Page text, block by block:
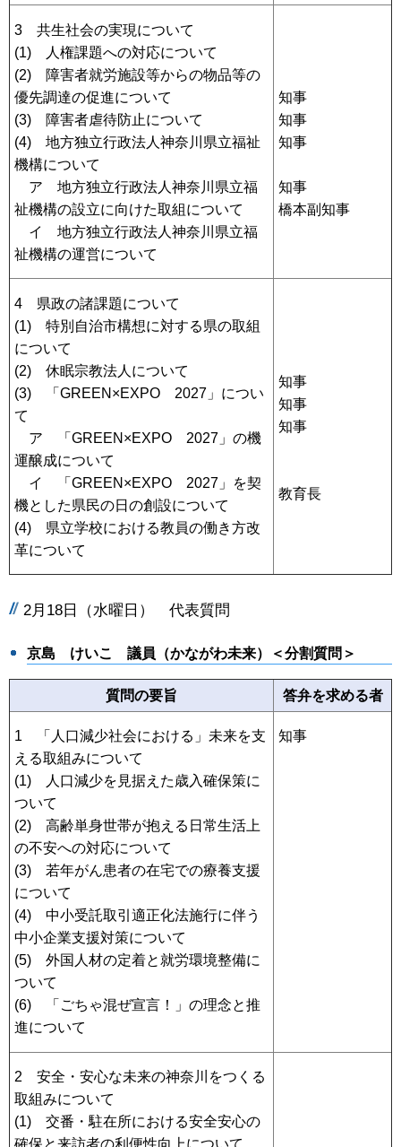
3 共生社会の実現について
(1) 人権課題への対応について
(2) 障害者就労施設等からの物品等の
優先調達の促進について
(3) 障害者虐待防止について
(4) 地方独立行政法人神奈川県立福祉
機構について
ア 地方独立行政法人神奈川県立福
祉機構の設立に向けた取組について
イ 地方独立行政法人神奈川県立福
祉機構の運営について
知事
知事
知事
知事
橋本副知事
4 県政の諸課題について
(1) 特別自治市構想に対する県の取組
について
(2) 休眠宗教法人について
(3) 「GREEN×EXPO 2027」につい
て
ア 「GREEN×EXPO 2027」の機
運醸成について
イ 「GREEN×EXPO 2027」を契
機とした県民の日の創設について
(4) 県立学校における教員の働き方改
革について
知事
知事
知事
教育長
2月18日（水曜日） 代表質問
京島 けいこ 議員（かながわ未来）＜分割質問＞
質問の要旨 答弁を求める者
1 「人口減少社会における」未来を支
える取組みについて
(1) 人口減少を見据えた歳入確保策に
ついて
(2) 高齢単身世帯が抱える日常生活上
の不安への対応について
(3) 若年がん患者の在宅での療養支援
について
(4) 中小受託取引適正化法施行に伴う
中小企業支援対策について
(5) 外国人材の定着と就労環境整備に
ついて
(6) 「ごちゃ混ぜ宣言！」の理念と推
進について
知事
2 安全・安心な未来の神奈川をつくる
取組みについて
(1) 交番・駐在所における安全安心の